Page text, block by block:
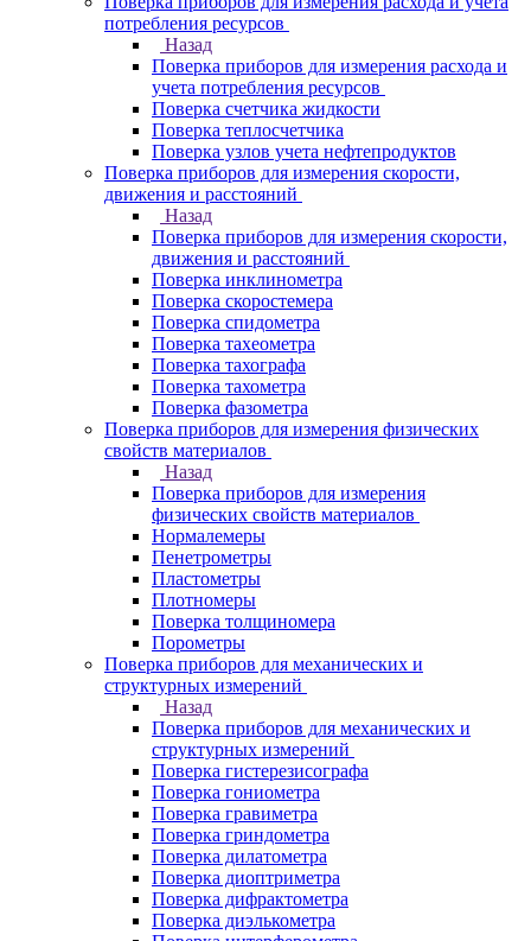
потребления ресурсов
Назад
Поверка приборов для измерения расхода и
учета потребления ресурсов
Поверка счетчика жидкости
Поверка теплосчетчика
Поверка узлов учета нефтепродуктов
Поверка приборов для измерения скорости,
движения и расстояний
Назад
Поверка приборов для измерения скорости,
движения и расстояний
Поверка инклинометра
Поверка скоростемера
Поверка спидометра
Поверка тахеометра
Поверка тахографа
Поверка тахометра
Поверка фазометра
Поверка приборов для измерения физических
свойств материалов
Назад
Поверка приборов для измерения
физических свойств материалов
Нормалемеры
Пенетрометры
Пластометры
Плотномеры
Поверка толщиномера
Порометры
Поверка приборов для механических и
структурных измерений
Назад
Поверка приборов для механических и
структурных измерений
Поверка гистерезисографа
Поверка гониометра
Поверка гравиметра
Поверка гриндометра
Поверка дилатометра
Поверка диоптриметра
Поверка дифрактометра
Поверка диэлькометра